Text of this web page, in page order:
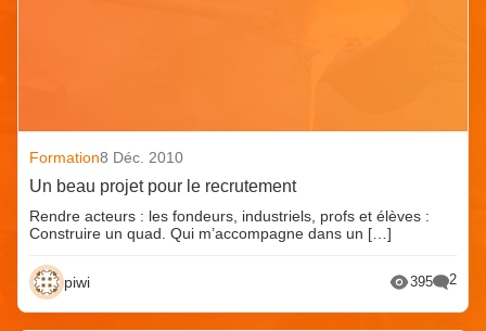
Formation8 Déc. 2010
Un beau projet pour le recrutement
Rendre acteurs : les fondeurs, industriels, profs et élèves :
Construire un quad. Qui m’accompagne dans un […]
piwi 395 2